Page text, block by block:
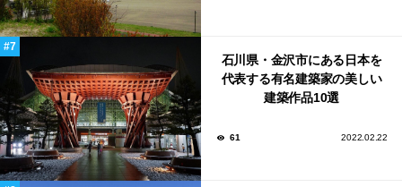
石川県・金沢市にある日本を
代表する有名建築家の美しい
建築作品10選
61 2022.02.22